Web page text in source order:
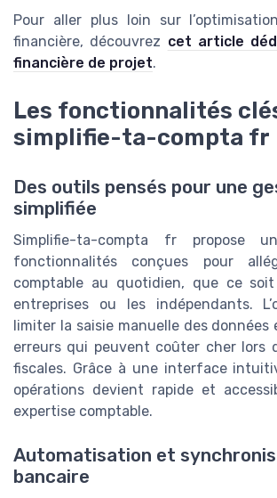
Pour aller plus loin sur
financière, découvrez cet article
financière de projet.
Les fonctionnalités
simplifie-ta-compta fr
Des outils pensés pour une
simplifiée
Simplifie-ta-compta fr propose
fonctionnalités conçues pour
comptable au quotidien, que ce
entreprises ou les indépendants.
limiter la saisie manuelle des
erreurs qui peuvent coûter cher lors
fiscales. Grâce à une interface
opérations devient rapide et
expertise comptable.
Automatisation et
bancaire